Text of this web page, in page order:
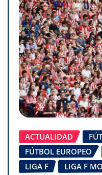
ACTUALIDAD
FÚTBOL EUROPEO
LIGA F
LIGA F